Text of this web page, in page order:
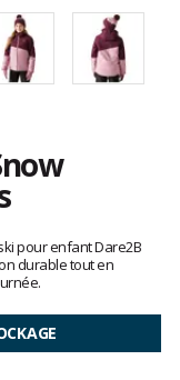
pour enfant Dare2B
durable tout en